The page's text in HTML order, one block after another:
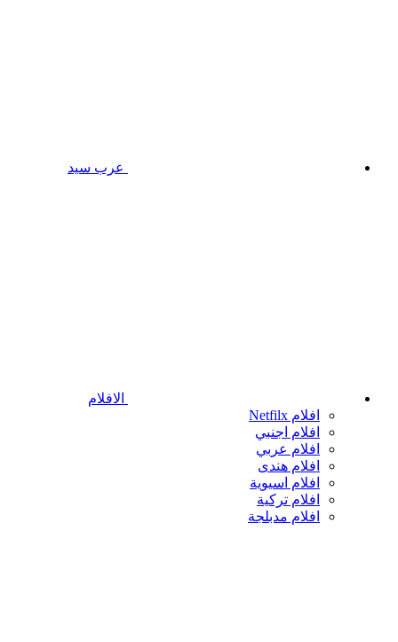
عرب سيد
الافلام
افلام Netfilx
افلام اجنبي
افلام عربي
افلام هندى
افلام اسيوية
افلام تركية
افلام مدبلجة